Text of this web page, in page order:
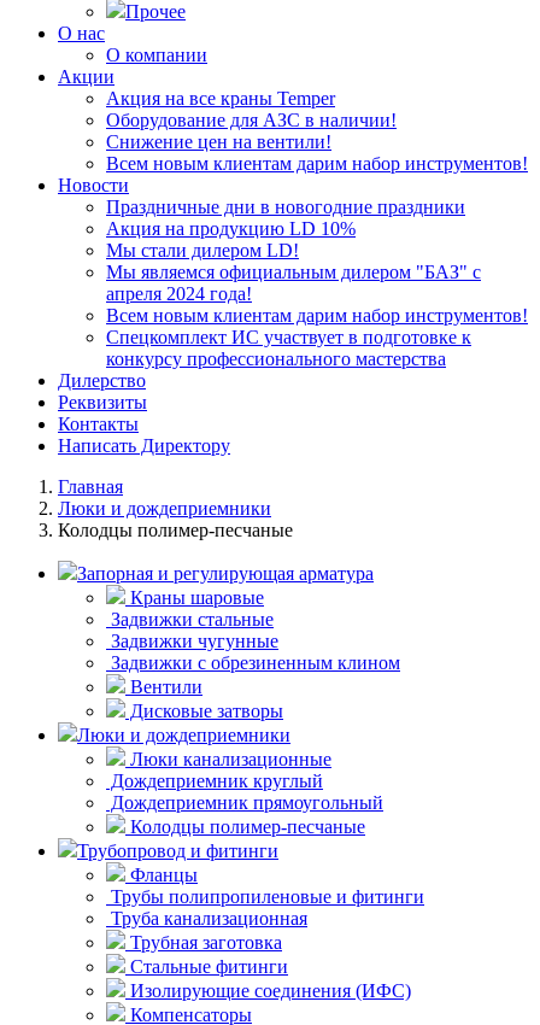
Прочее
О нас
О компании
Акции
Акция на все краны Temper
Оборудование для АЗС в наличии!
Снижение цен на вентили!
Всем новым клиентам дарим набор инструментов!
Новости
Праздничные дни в новогодние праздники
Акция на продукцию LD 10%
Мы стали дилером LD!
Мы являемся официальным дилером "БАЗ" с
апреля 2024 года!
Всем новым клиентам дарим набор инструментов!
Спецкомплект ИС участвует в подготовке к
конкурсу профессионального мастерства
Дилерство
Реквизиты
Контакты
Написать Директору
Главная
Люки и дождеприемники
Колодцы полимер-песчаные
Запорная и регулирующая арматура
Краны шаровые
Задвижки стальные
Задвижки чугунные
Задвижки с обрезиненным клином
Вентили
Дисковые затворы
Люки и дождеприемники
Люки канализационные
Дождеприемник круглый
Дождеприемник прямоугольный
Колодцы полимер-песчаные
Трубопровод и фитинги
Фланцы
Трубы полипропиленовые и фитинги
Труба канализационная
Трубная заготовка
Стальные фитинги
Изолирующие соединения (ИФС)
Компенсаторы